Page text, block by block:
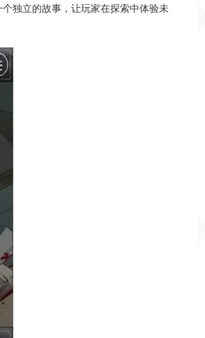
独立的故事，让玩家在探索中体验未